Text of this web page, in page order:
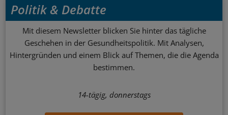
Politik & Debatte
Mit diesem Newsletter blicken Sie hinter das tägliche
Geschehen in der Gesundheitspolitik. Mit Analysen,
Hintergründen und einem Blick auf Themen, die die Agenda
bestimmen.
14-tägig, donnerstags